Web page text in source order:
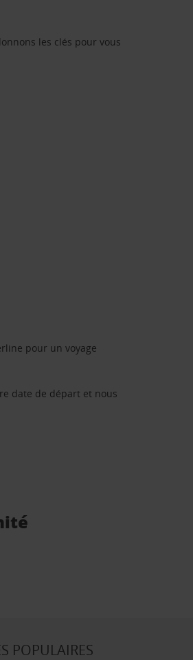
les clés pour vous
pour un voyage
date de départ et nous
POPULAIRES